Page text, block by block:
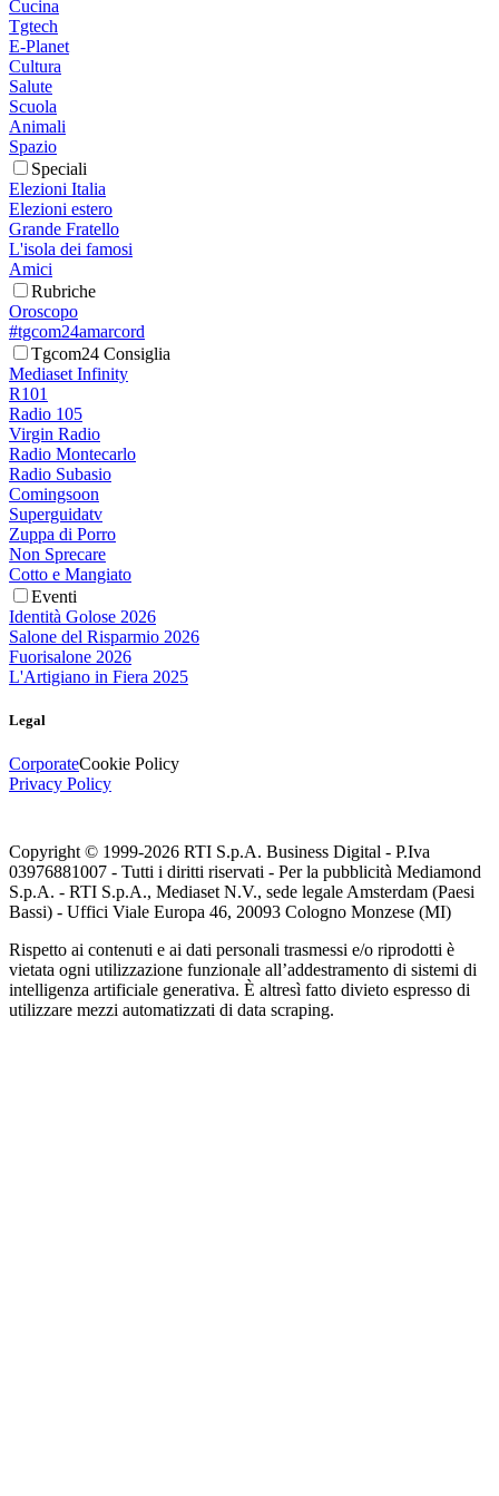
Cucina
Tgtech
E-Planet
Cultura
Salute
Scuola
Animali
Spazio
Speciali
Elezioni Italia
Elezioni estero
Grande Fratello
L'isola dei famosi
Amici
Rubriche
Oroscopo
#tgcom24amarcord
Tgcom24 Consiglia
Mediaset Infinity
R101
Radio 105
Virgin Radio
Radio Montecarlo
Radio Subasio
Comingsoon
Superguidatv
Zuppa di Porro
Non Sprecare
Cotto e Mangiato
Eventi
Identità Golose 2026
Salone del Risparmio 2026
Fuorisalone 2026
L'Artigiano in Fiera 2025
Legal
CorporateCookie Policy
Privacy Policy
Copyright © 1999-2026 RTI S.p.A. Business Digital - P.Iva
03976881007 - Tutti i diritti riservati - Per la pubblicità Mediamond
S.p.A. - RTI S.p.A., Mediaset N.V., sede legale Amsterdam (Paesi
Bassi) - Uffici Viale Europa 46, 20093 Cologno Monzese (MI)
Rispetto ai contenuti e ai dati personali trasmessi e/o riprodotti è
vietata ogni utilizzazione funzionale all’addestramento di sistemi di
intelligenza artificiale generativa. È altresì fatto divieto espresso di
utilizzare mezzi automatizzati di data scraping.